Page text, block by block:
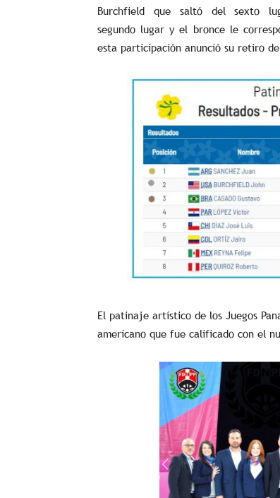
Burchfield que saltó del sexto
segundo lugar y el bronce le
esta participación anunció su retiro
El patinaje artístico de los Juegos
americano que fue calificado con el